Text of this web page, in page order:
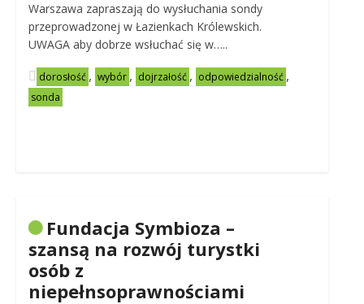
Warszawa zapraszają do wysłuchania sondy
przeprowadzonej w Łazienkach Królewskich.
UWAGA aby dobrze wsłuchać się w…..
dorosłość , wybór , dojrzałość , odpowiedzialność ,
sonda
Fundacja Symbioza –
szansą na rozwój turystki
osób z
niepełnsoprawnościami